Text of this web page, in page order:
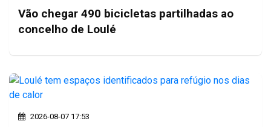
Vão chegar 490 bicicletas partilhadas ao
concelho de Loulé
2026-08-07 17:53